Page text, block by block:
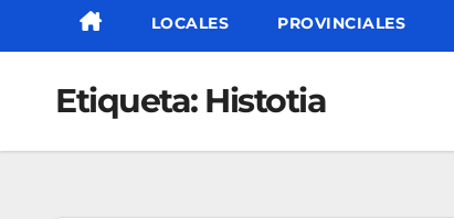
LOCALES PROVINCIALES
Etiqueta: Histotia